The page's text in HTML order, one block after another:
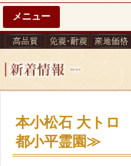
メニュー
本小松石 大ト
都小平霊園≫